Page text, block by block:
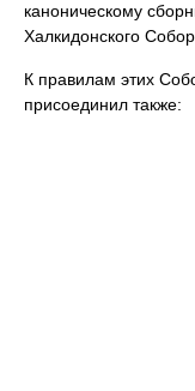
каноническому
Халкидонского
К правилам этих
присоединил также: